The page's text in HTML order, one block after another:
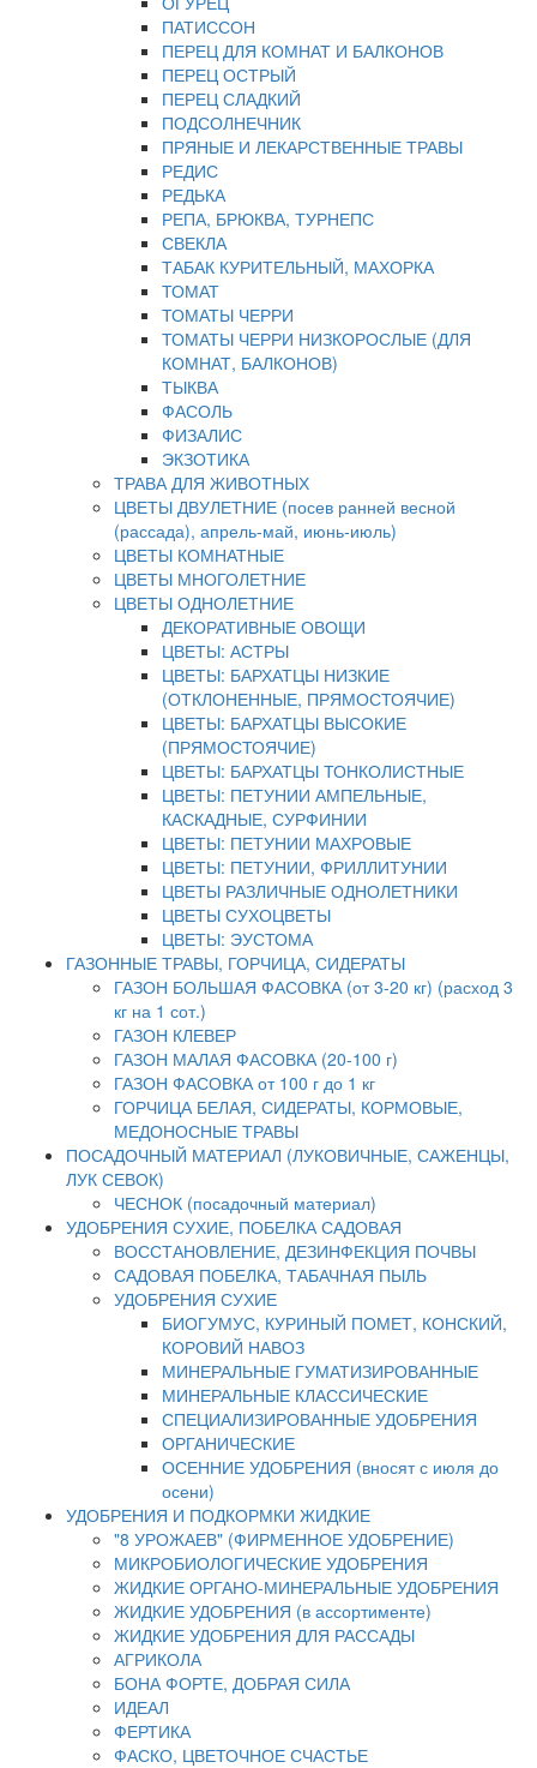
ПАТИССОН
ПЕРЕЦ ДЛЯ КОМНАТ И БАЛКОНОВ
ПЕРЕЦ ОСТРЫЙ
ПЕРЕЦ СЛАДКИЙ
ПОДСОЛНЕЧНИК
ПРЯНЫЕ И ЛЕКАРСТВЕННЫЕ ТРАВЫ
РЕДИС
РЕДЬКА
РЕПА, БРЮКВА, ТУРНЕПС
СВЕКЛА
ТАБАК КУРИТЕЛЬНЫЙ, МАХОРКА
ТОМАТ
ТОМАТЫ ЧЕРРИ
ТОМАТЫ ЧЕРРИ НИЗКОРОСЛЫЕ (ДЛЯ
КОМНАТ, БАЛКОНОВ)
ТЫКВА
ФАСОЛЬ
ФИЗАЛИС
ЭКЗОТИКА
ТРАВА ДЛЯ ЖИВОТНЫХ
ЦВЕТЫ ДВУЛЕТНИЕ (посев ранней весной
(рассада), апрель-май, июнь-июль)
ЦВЕТЫ КОМНАТНЫЕ
ЦВЕТЫ МНОГОЛЕТНИЕ
ЦВЕТЫ ОДНОЛЕТНИЕ
ДЕКОРАТИВНЫЕ ОВОЩИ
ЦВЕТЫ: АСТРЫ
ЦВЕТЫ: БАРХАТЦЫ НИЗКИЕ
(ОТКЛОНЕННЫЕ, ПРЯМОСТОЯЧИЕ)
ЦВЕТЫ: БАРХАТЦЫ ВЫСОКИЕ
(ПРЯМОСТОЯЧИЕ)
ЦВЕТЫ: БАРХАТЦЫ ТОНКОЛИСТНЫЕ
ЦВЕТЫ: ПЕТУНИИ АМПЕЛЬНЫЕ,
КАСКАДНЫЕ, СУРФИНИИ
ЦВЕТЫ: ПЕТУНИИ МАХРОВЫЕ
ЦВЕТЫ: ПЕТУНИИ, ФРИЛЛИТУНИИ
ЦВЕТЫ РАЗЛИЧНЫЕ ОДНОЛЕТНИКИ
ЦВЕТЫ СУХОЦВЕТЫ
ЦВЕТЫ: ЭУСТОМА
ГАЗОННЫЕ ТРАВЫ, ГОРЧИЦА, СИДЕРАТЫ
ГАЗОН БОЛЬШАЯ ФАСОВКА (от 3-20 кг) (расход 3
кг на 1 сот.)
ГАЗОН КЛЕВЕР
ГАЗОН МАЛАЯ ФАСОВКА (20-100 г)
ГАЗОН ФАСОВКА от 100 г до 1 кг
ГОРЧИЦА БЕЛАЯ, СИДЕРАТЫ, КОРМОВЫЕ,
МЕДОНОСНЫЕ ТРАВЫ
ПОСАДОЧНЫЙ МАТЕРИАЛ (ЛУКОВИЧНЫЕ, САЖЕНЦЫ,
ЛУК СЕВОК)
ЧЕСНОК (посадочный материал)
УДОБРЕНИЯ СУХИЕ, ПОБЕЛКА САДОВАЯ
ВОССТАНОВЛЕНИЕ, ДЕЗИНФЕКЦИЯ ПОЧВЫ
САДОВАЯ ПОБЕЛКА, ТАБАЧНАЯ ПЫЛЬ
УДОБРЕНИЯ СУХИЕ
БИОГУМУС, КУРИНЫЙ ПОМЕТ, КОНСКИЙ,
КОРОВИЙ НАВОЗ
МИНЕРАЛЬНЫЕ ГУМАТИЗИРОВАННЫЕ
МИНЕРАЛЬНЫЕ КЛАССИЧЕСКИЕ
СПЕЦИАЛИЗИРОВАННЫЕ УДОБРЕНИЯ
ОРГАНИЧЕСКИЕ
ОСЕННИЕ УДОБРЕНИЯ (вносят с июля до
осени)
УДОБРЕНИЯ И ПОДКОРМКИ ЖИДКИЕ
"8 УРОЖАЕВ" (ФИРМЕННОЕ УДОБРЕНИЕ)
МИКРОБИОЛОГИЧЕСКИЕ УДОБРЕНИЯ
ЖИДКИЕ ОРГАНО-МИНЕРАЛЬНЫЕ УДОБРЕНИЯ
ЖИДКИЕ УДОБРЕНИЯ (в ассортименте)
ЖИДКИЕ УДОБРЕНИЯ ДЛЯ РАССАДЫ
АГРИКОЛА
БОНА ФОРТЕ, ДОБРАЯ СИЛА
ИДЕАЛ
ФЕРТИКА
ФАСКО, ЦВЕТОЧНОЕ СЧАСТЬЕ